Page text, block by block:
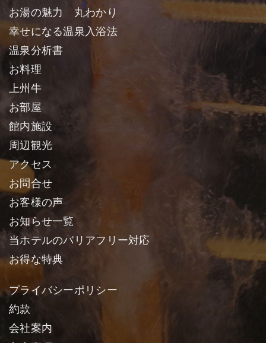
お湯の魅力 丸わかり
幸せになる温泉入浴法
温泉分析書
お料理
上州牛
お部屋
館内施設
周辺観光
アクセス
お問合せ
お客様の声
お知らせ一覧
当ホテルのバリアフリー対応
お得な特典
プライバシーポリシー
約款
会社案内